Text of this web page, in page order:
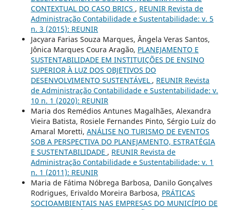
CONTEXTUAL DO CASO BRICS , REUNIR Revista de
Administração Contabilidade e Sustentabilidade: v. 5
n. 3 (2015): REUNIR
Jacyara Farias Souza Marques, Ângela Veras Santos,
Jônica Marques Coura Aragão, PLANEJAMENTO E
SUSTENTABILIDADE EM INSTITUIÇÕES DE ENSINO
SUPERIOR À LUZ DOS OBJETIVOS DO
DESENVOLVIMENTO SUSTENTÁVEL , REUNIR Revista
de Administração Contabilidade e Sustentabilidade: v.
10 n. 1 (2020): REUNIR
Maria dos Remédios Antunes Magalhães, Alexandra
Vieira Batista, Rosiele Fernandes Pinto, Sérgio Luíz do
Amaral Moretti, ANÁLISE NO TURISMO DE EVENTOS
SOB A PERSPECTIVA DO PLANEJAMENTO, ESTRATÉGIA
E SUSTENTABILIDADE , REUNIR Revista de
Administração Contabilidade e Sustentabilidade: v. 1
n. 1 (2011): REUNIR
Maria de Fátima Nóbrega Barbosa, Danilo Gonçalves
Rodrigues, Erivaldo Moreira Barbosa, PRÁTICAS
SOCIOAMBIENTAIS NAS EMPRESAS DO MUNICÍPIO DE